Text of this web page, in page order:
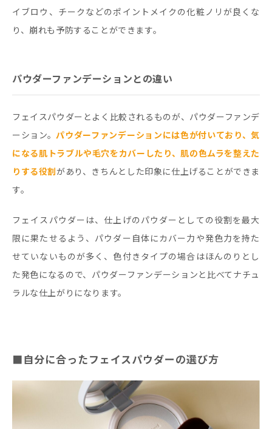
イブロウ、チークなどのポイントメイクの化粧ノリが良くな
り、崩れも予防することができます。
パウダーファンデーションとの違い
フェイスパウダーとよく比較されるものが、パウダーファンデ
ーション。 パウダーファンデーションには色が付いており、気
になる肌トラブルや毛穴をカバーしたり、肌の色ムラを整えた
りする役割があり、きちんとした印象に仕上げることができま
す。
フェイスパウダーは、仕上げのパウダーとしての役割を最大
限に果たせるよう、パウダー自体にカバー力や発色力を持た
せていないものが多く、色付きタイプの場合はほんのりとし
た発色になるので、パウダーファンデーションと比べてナチュ
ラルな仕上がりになります。
■自分に合ったフェイスパウダーの選び方